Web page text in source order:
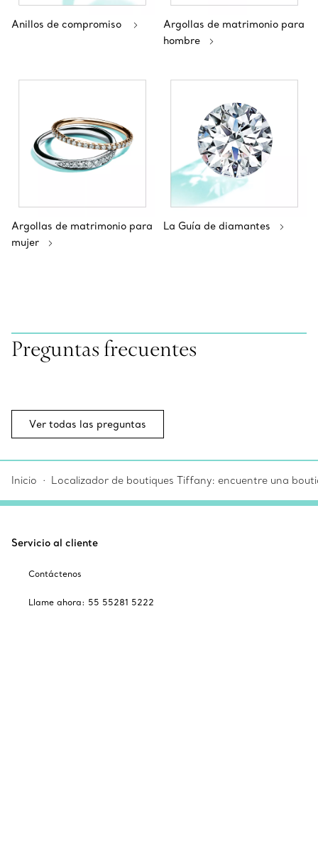
Anillos de compromiso
Argollas de matrimonio para
hombre
Argollas de matrimonio para
mujer
La Guía de diamantes
Preguntas frecuentes
Ver todas las preguntas
Inicio Localizador de boutiques Tiffany: encuentre una
Servicio al cliente
Contáctenos
Llame ahora: 55 55281 5222